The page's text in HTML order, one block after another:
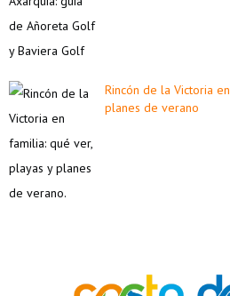
Rincón de la Victoria
planes de verano